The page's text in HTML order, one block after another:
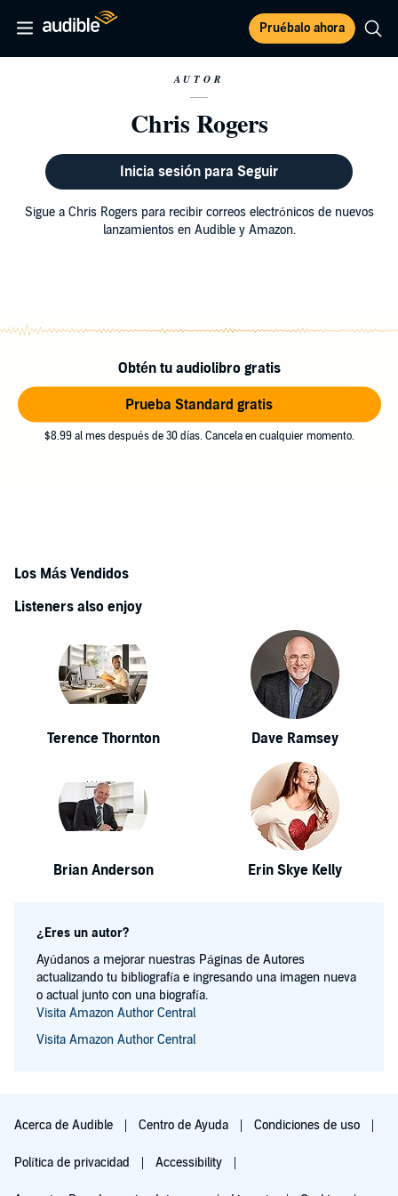
Pruébalo ahora
AUTOR
Chris Rogers
Inicia sesión para Seguir
Sigue a Chris Rogers para recibir correos electrónicos de nuevos
lanzamientos en Audible y Amazon.
Obtén tu audiolibro gratis
Prueba Standard gratis
$8.99 al mes después de 30 días. Cancela en cualquier momento.
Los Más Vendidos
Listeners also enjoy
Terence Thornton Dave Ramsey
Brian Anderson Erin Skye Kelly
¿Eres un autor?
Ayúdanos a mejorar nuestras Páginas de Autores
actualizando tu bibliografía e ingresando una imagen nueva
o actual junto con una biografía.
Visita Amazon Author Central
Visita Amazon Author Central
Acerca de Audible Centro de Ayuda Condiciones de uso
Política de privacidad Accessibility